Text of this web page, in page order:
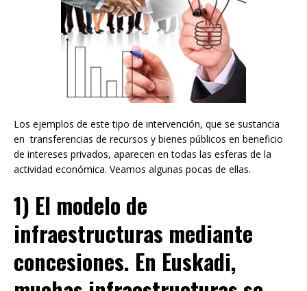
Los ejemplos de este tipo de intervención, que se sustancia
en transferencias de recursos y bienes públicos en beneficio
de intereses privados, aparecen en todas las esferas de la
actividad económica. Veamos algunas pocas de ellas.
1) El modelo de
infraestructuras mediante
concesiones. En Euskadi,